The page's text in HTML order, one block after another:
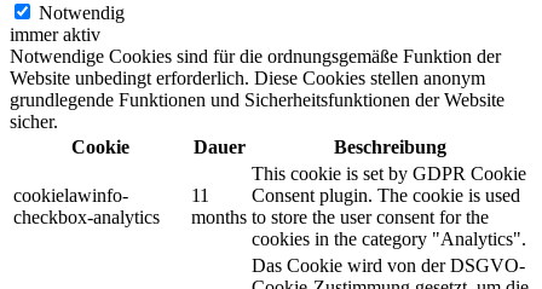
Notwendig
immer aktiv
Notwendige Cookies sind für die ordnungsgemäße Funktion der
Website unbedingt erforderlich. Diese Cookies stellen anonym
grundlegende Funktionen und Sicherheitsfunktionen der Website
sicher.
Cookie
Dauer Beschreibung
cookielawinfo-
checkbox-analytics
11
months
This cookie is set by GDPR Cookie
Consent plugin. The cookie is used
to store the user consent for the
cookies in the category "Analytics".
Das Cookie wird von der DSGVO-